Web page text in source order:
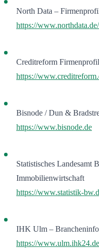
North Data –
https://
Creditreform
https://
Bisnode / Dun &
https://www.bisnode.de
Statistisches Landesamt
Immobilienwirtschaft
https://www.statistik-
IHK Ulm –
https://www.ulm.ihk24.de